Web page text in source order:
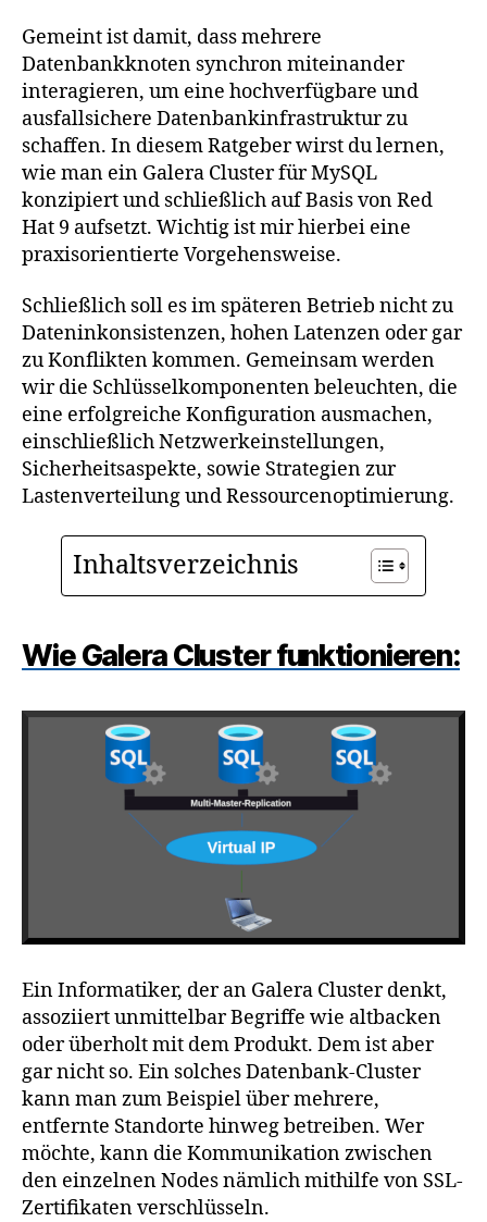
Gemeint ist damit, dass mehrere
Datenbankknoten synchron miteinander
interagieren, um eine hochverfügbare und
ausfallsichere Datenbankinfrastruktur zu
schaffen. In diesem Ratgeber wirst du lernen,
wie man ein Galera Cluster für MySQL
konzipiert und schließlich auf Basis von Red
Hat 9 aufsetzt. Wichtig ist mir hierbei eine
praxisorientierte Vorgehensweise.
Schließlich soll es im späteren Betrieb nicht zu
Dateninkonsistenzen, hohen Latenzen oder gar
zu Konflikten kommen. Gemeinsam werden
wir die Schlüsselkomponenten beleuchten, die
eine erfolgreiche Konfiguration ausmachen,
einschließlich Netzwerkeinstellungen,
Sicherheitsaspekte, sowie Strategien zur
Lastenverteilung und Ressourcenoptimierung.
Inhaltsverzeichnis
Wie Galera Cluster funktionieren:
Ein Informatiker, der an Galera Cluster denkt,
assoziiert unmittelbar Begriffe wie altbacken
oder überholt mit dem Produkt. Dem ist aber
gar nicht so. Ein solches Datenbank-Cluster
kann man zum Beispiel über mehrere,
entfernte Standorte hinweg betreiben. Wer
möchte, kann die Kommunikation zwischen
den einzelnen Nodes nämlich mithilfe von SSL-
Zertifikaten verschlüsseln.